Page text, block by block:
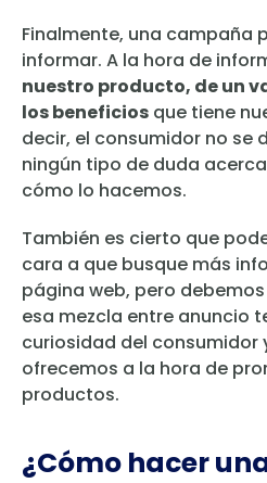
Finalmente, una campaña
informar. A la hora de
nuestro producto, de un
los beneficios que tiene
decir, el consumidor no se
ningún tipo de duda
cómo lo hacemos.
También es cierto que
cara a que busque más
página web, pero
esa mezcla entre anuncio
curiosidad del consumidor
ofrecemos a la hora de
productos.
¿Cómo hacer